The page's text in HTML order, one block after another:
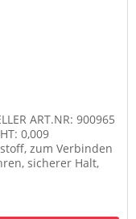
ART.NR: 900965
0,009
zum Verbinden
sicherer Halt,